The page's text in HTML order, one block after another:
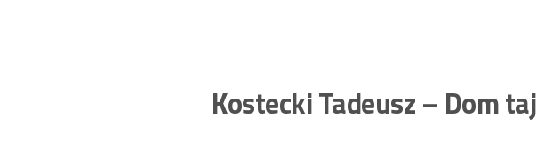
Kostecki Tadeusz – Dom